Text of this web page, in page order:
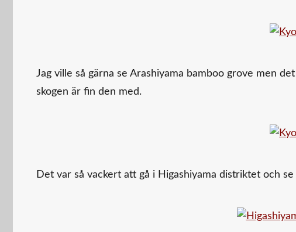
Jag ville så gärna se Arashiyama bamboo grove men
skogen är fin den med.
Det var så vackert att gå i Higashiyama distriktet och